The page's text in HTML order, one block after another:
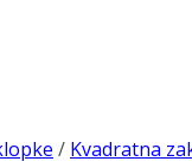
/ Kvadratna